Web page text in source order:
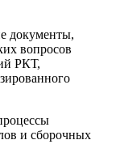
документы,
вопросов
РКТ,
и сборочных